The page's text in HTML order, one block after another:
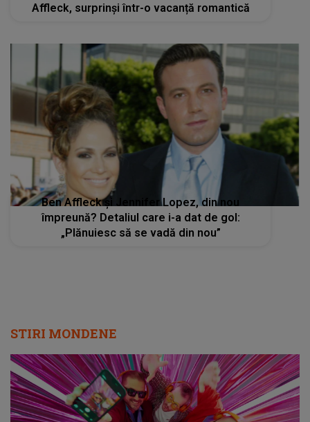
Affleck, surprinși într-o vacanță romantică
Ben Affleck și Jennifer Lopez, din nou
împreună? Detaliul care i-a dat de gol:
„Plănuiesc să se vadă din nou”
STIRI MONDENE